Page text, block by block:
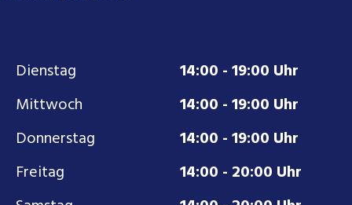
Dienstag
14:00 - 19:00 Uhr
Mittwoch
14:00 - 19:00 Uhr
Donnerstag
14:00 - 19:00 Uhr
Freitag
14:00 - 20:00 Uhr